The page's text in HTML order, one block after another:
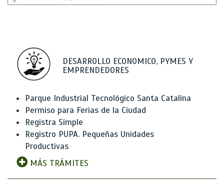
DESARROLLO ECONOMICO, PYMES Y
EMPRENDEDORES
Parque Industrial Tecnológico Santa Catalina
Permiso para Ferias de la Ciudad
Registra Simple
Registro PUPA. Pequeñas Unidades
Productivas
MÁS TRÁMITES